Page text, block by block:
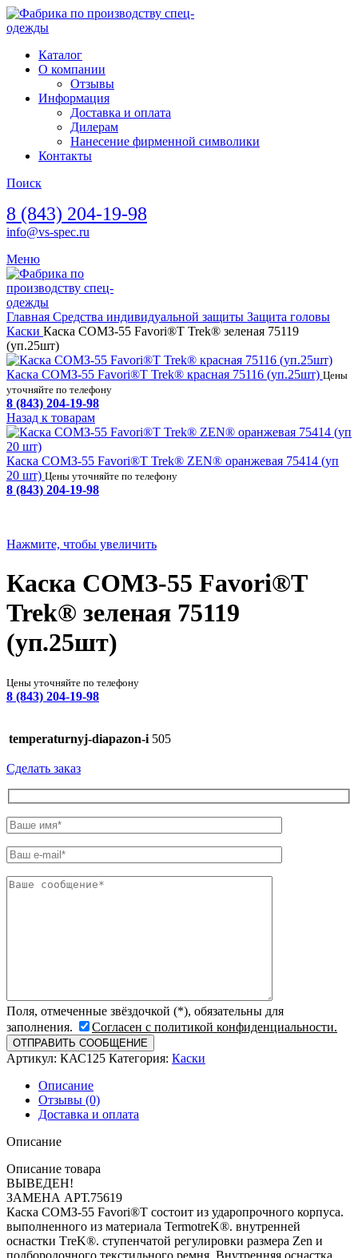
Каталог
О компании
Отзывы
Информация
Доставка и оплата
Дилерам
Нанесение фирменной символики
Контакты
Поиск
8 (843) 204-19-98
info@vs-spec.ru
Меню
Главная Средства индивидуальной защиты Защита головы
Каски Каска СОМЗ-55 Favori®T Trek® зеленая 75119
(уп.25шт)
Каска СОМЗ-55 Favori®T Trek® красная 75116 (уп.25шт) Цены
уточняйте по телефону
8 (843) 204-19-98
Назад к товарам
Каска СОМЗ-55 Favori®T Trek® ZEN® оранжевая 75414 (уп
20 шт) Цены уточняйте по телефону
8 (843) 204-19-98
Нажмите, чтобы увеличить
Каска СОМЗ-55 Favori®T
Trek® зеленая 75119
(уп.25шт)
Цены уточняйте по телефону
8 (843) 204-19-98
temperaturnyj-diapazon-i 505
Сделать заказ
Поля, отмеченные звёздочкой (*), обязательны для
заполнения.
Согласен с политикой конфиденциальности.
Артикул: КАС125 Категория: Каски
Описание
Отзывы (0)
Доставка и оплата
Описание
Описание товара
ВЫВЕДЕН!
ЗАМЕНА АРТ.75619
Каска СОМЗ-55 Favori®T состоит из ударопрочного корпуса.
выполненного из материала TermotreK®. внутренней
оснастки ТreK®. ступенчатой регулировки размера Zen и